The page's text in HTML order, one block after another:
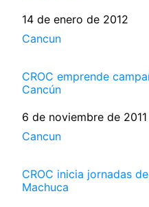
Fecha
14 de enero de 2012
Respecto a
Cancun
CROC emprende
Cancún
Fecha
6 de noviembre de 2011
Respecto a
Cancun
CROC inicia jornadas
Machuca